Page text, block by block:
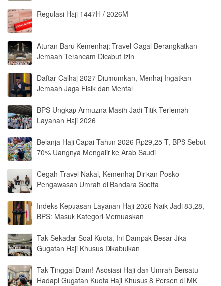
Regulasi Haji 1447H / 2026M
Aturan Baru Kemenhaj: Travel Gagal Berangkatkan
Jemaah Terancam Dicabut Izin
Daftar Calhaj 2027 Diumumkan, Menhaj Ingatkan
Jemaah Jaga Fisik dan Mental
BPS Ungkap Armuzna Masih Jadi Titik Terlemah
Layanan Haji 2026
Belanja Haji Capai Tahun 2026 Rp29,25 T, BPS Sebut
70% Uangnya Mengalir ke Arab Saudi
Cegah Travel Nakal, Kemenhaj Dirikan Posko
Pengawasan Umrah di Bandara Soetta
Indeks Kepuasan Layanan Haji 2026 Naik Jadi 83,28,
BPS: Masuk Kategori Memuaskan
Tak Sekadar Soal Kuota, Ini Dampak Besar Jika
Gugatan Haji Khusus Dikabulkan
Tak Tinggal Diam! Asosiasi Haji dan Umrah Bersatu
Hadapi Gugatan Kuota Haji Khusus 8 Persen di MK